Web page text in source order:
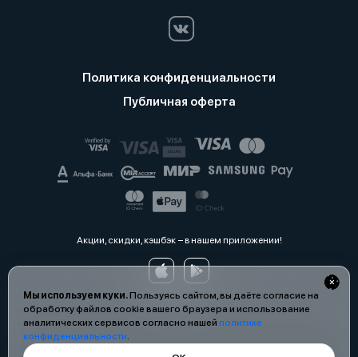
Мы используем куки.Пользуясь сайтом, вы даёте согласие на
обработку файлов cookie вашего браузера и использование
аналитических сервисов согласно нашей политике
конфиденциальности.
Политика конфиденциальности
Публичная оферта
Акции, скидки, кэшбэк − в нашем приложении!